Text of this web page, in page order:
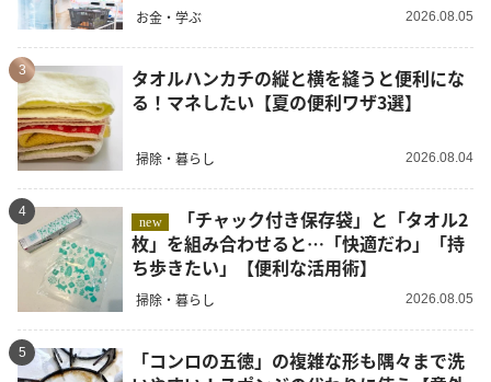
お金・学ぶ 2026.08.05
3
タオルハンカチの縦と横を縫うと便利にな
る！マネしたい【夏の便利ワザ3選】
掃除・暮らし 2026.08.04
4
new
枚」を組み合わせると…「快適だわ」「持
ち歩きたい」【便利な活用術】
掃除・暮らし 2026.08.05
5
「コンロの五徳」の複雑な形も隅々まで洗